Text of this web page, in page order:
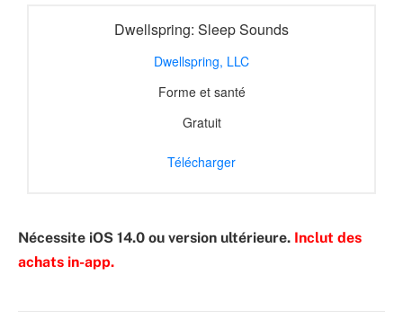
Dwellspring: Sleep Sounds
Dwellspring, LLC
Forme et santé
Gratuit
Télécharger
Nécessite iOS 14.0 ou version ultérieure. Inclut des
achats in-app.